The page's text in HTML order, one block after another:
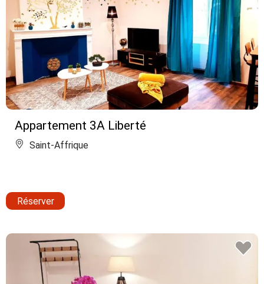
Appartement 3A Liberté
Saint-Affrique
Réserver